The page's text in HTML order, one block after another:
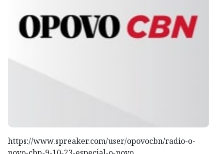
https://www.spreaker.com/user/opovocbn/radio-o-